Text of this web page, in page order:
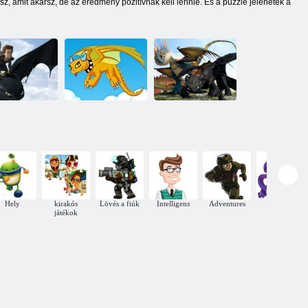
amit akarsz, de az eredmény pozitívnak kell lennie. És a puzzle jelenetek a
Hely
kirakós
játékok
Lövés a fiúk Intelligens Adventures